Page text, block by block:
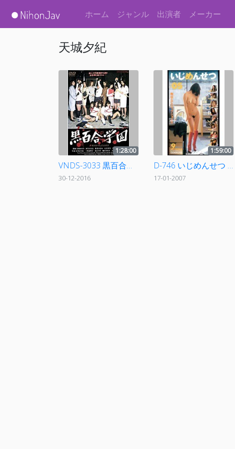
ホーム ジャンル 出演者 メーカー
天城夕紀
1:28:00
VNDS-3033 黒百合学園
30-12-2016
1:59:00
D-746 いじめんせつ FILE.05
17-01-2007